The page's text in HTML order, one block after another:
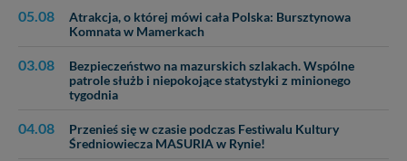
05.08
Atrakcja, o której mówi cała Polska: Bursztynowa
Komnata w Mamerkach
03.08
Bezpieczeństwo na mazurskich szlakach. Wspólne
patrole służb i niepokojące statystyki z minionego
tygodnia
04.08
Przenieś się w czasie podczas Festiwalu Kultury
Średniowiecza MASURIA w Rynie!